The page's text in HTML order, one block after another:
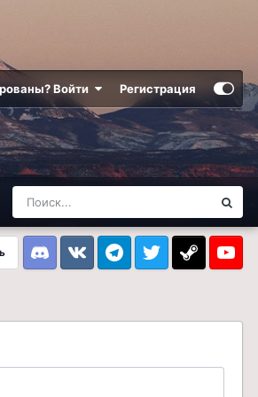
Войти Регистрация
DiscordVK TelegramTwitter Steam